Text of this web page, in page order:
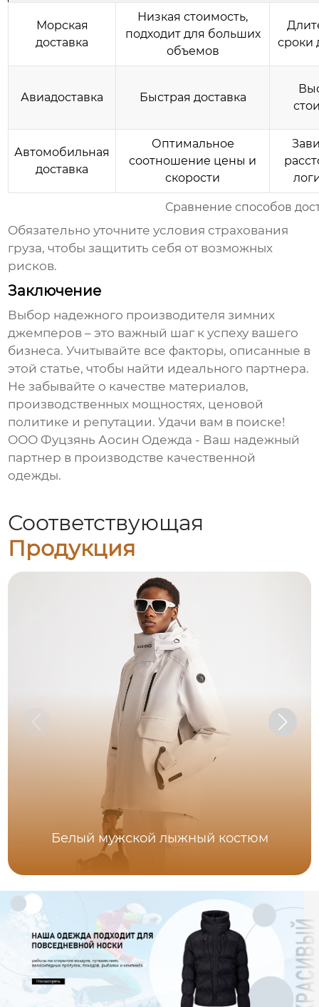
Сравнение способов
Морская
доставка
Низкая стоимость,
подходит для больших
объемов
сроки
Авиадоставка Быстрая доставка
Автомобильная
доставка
Оптимальное
соотношение цены и
скорости
Обязательно уточните условия страхования
груза, чтобы защитить себя от возможных
рисков.
Заключение
Выбор надежного производителя зимних
джемперов – это важный шаг к успеху вашего
бизнеса. Учитывайте все факторы, описанные в
этой статье, чтобы найти идеального партнера.
Не забывайте о качестве материалов,
производственных мощностях, ценовой
политике и репутации. Удачи вам в поиске!
ООО Фуцзянь Аосин Одежда - Ваш надежный
партнер в производстве качественной
одежды.
Соответствующая
Продукция
Белый мужской лыжный костюм